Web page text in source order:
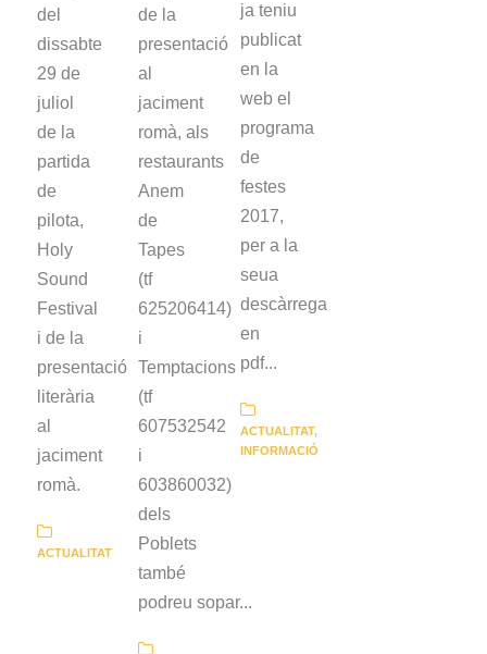
del
dissabte
29 de
juliol
de la
partida
de
pilota,
Holy
Sound
Festival
i de la
presentació
literària
al
jaciment
romà.
ACTUALITAT
de la
presentació
al
jaciment
romà, als
restaurants
Anem
de
Tapes
(tf
625206414)
i
Temptacions
(tf
607532542
i
603860032)
dels
Poblets
també
podreu sopar...
ja teniu
publicat
en la
web el
programa
de
festes
2017,
per a la
seua
descàrrega
en
pdf...
ACTUALITAT,
INFORMACIÓ